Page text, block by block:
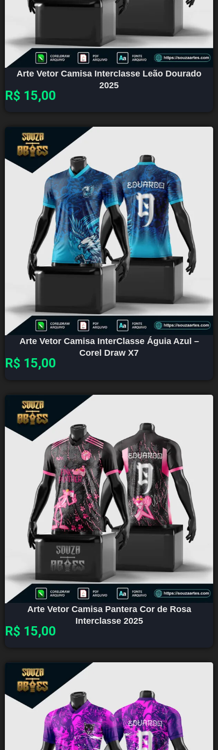
Arte Vetor Camisa Interclasse Leão Dourado
2025
R$ 15,00
Arte Vetor Camisa InterClasse Águia Azul –
Corel Draw X7
R$ 15,00
Arte Vetor Camisa Pantera Cor de Rosa
Interclasse 2025
R$ 15,00